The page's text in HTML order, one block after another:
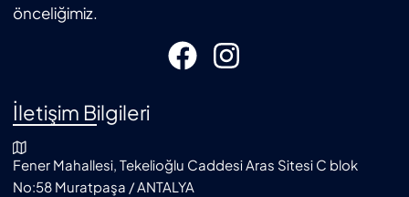
önceliğimiz.
İletişim Bilgileri
Fener Mahallesi, Tekelioğlu Caddesi Aras Sitesi C blok
No:58 Muratpaşa / ANTALYA